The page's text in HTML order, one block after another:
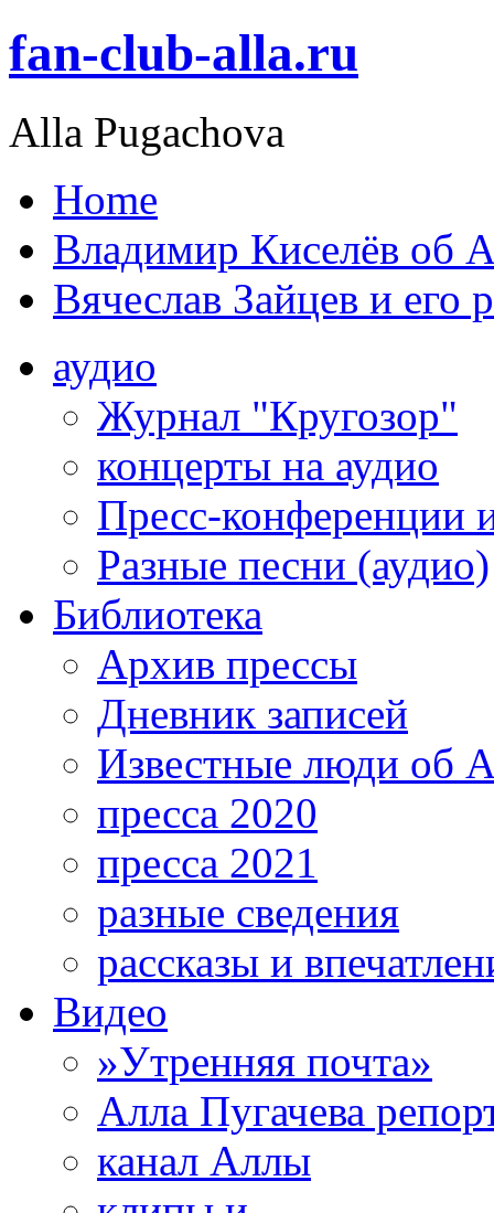
fan-club-alla.ru
Alla Pugachova
Home
Владимир Киселёв об
Вячеслав Зайцев и его
аудио
Журнал "Кругозор"
концерты на аудио
Пресс-конференции
Разные песни (аудио)
Библиотека
Архив прессы
Дневник записей
Известные люди об
пресса 2020
пресса 2021
разные сведения
рассказы и
Видео
»Утренняя почта»
Алла Пугачева
канал Аллы